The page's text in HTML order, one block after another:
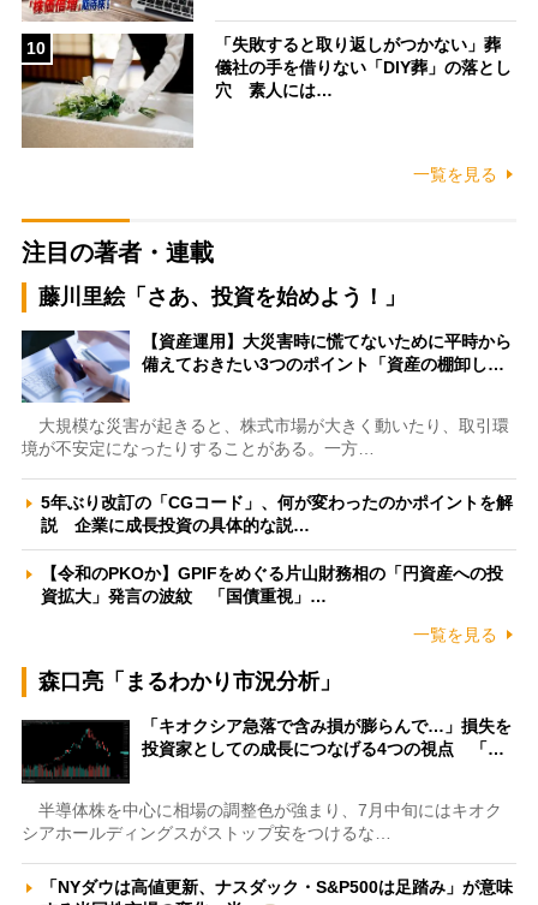
10
「失敗すると取り返しがつかない」葬
儀社の手を借りない「DIY葬」の落とし
穴 素人には…
一覧を見る
注目の著者・連載
藤川里絵「さあ、投資を始めよう！」
【資産運用】大災害時に慌てないために平時から
備えておきたい3つのポイント「資産の棚卸し…
大規模な災害が起きると、株式市場が大きく動いたり、取引環
境が不安定になったりすることがある。一方…
5年ぶり改訂の「CGコード」、何が変わったのかポイントを解
説 企業に成長投資の具体的な説…
【令和のPKOか】GPIFをめぐる片山財務相の「円資産への投
資拡大」発言の波紋 「国債重視」…
一覧を見る
森口亮「まるわかり市況分析」
「キオクシア急落で含み損が膨らんで…」損失を
投資家としての成長につなげる4つの視点 「…
半導体株を中心に相場の調整色が強まり、7月中旬にはキオク
シアホールディングスがストップ安をつけるな…
「NYダウは高値更新、ナスダック・S&P500は足踏み」が意味